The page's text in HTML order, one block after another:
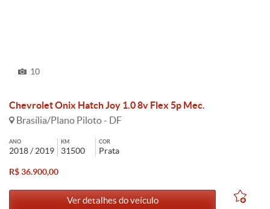
10
Chevrolet Onix Hatch Joy 1.0 8v Flex 5p Mec.
Brasília/Plano Piloto - DF
ANO
2018 / 2019
KM
31500
COR
Prata
R$ 36.900,00
Ver detalhes do veículo